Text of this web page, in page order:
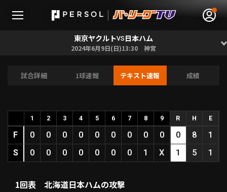
HOME
動画
東京ヤクルトVS 日本ハム
2024年6月9日(日)13:30 神宮
試合詳細 1球速報 テキスト速報 成績
1 2 3 4 5 6 7 8 9 R H E
F 0 0 0 0 0 0 0 0 0 0 8
1
S
0 0 0 0 0 0 0 1 X 1 5 1
1回表 北海道日本ハムの攻撃